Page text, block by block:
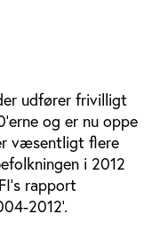
udfører frivilligt
og er nu oppe
væsentligt flere
i 2012
rapport
2012’.